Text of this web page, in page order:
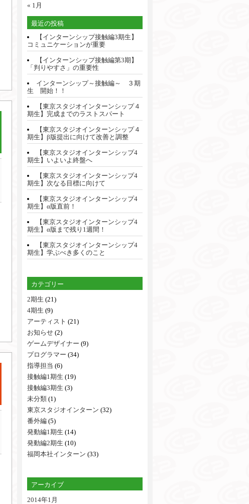
« 1月
最近の投稿
【インターンシップ接触編3期生】
コミュニケーションが重要
【インターンシップ接触編第3期】
「判りやすさ」の重要性
インターンシップ～接触編～ ３期
生 開始！！
【東京スタジオインターンシップ４
期生】完成までのラストスパート
【東京スタジオインターンシップ４
期生】β版提出に向けて改善と調整
【東京スタジオインターンシップ4
期生】いよいよ終盤へ
【東京スタジオインターンシップ4
期生】次なる目標に向けて
【東京スタジオインターンシップ4
期生】α版直前！
【東京スタジオインターンシップ4
期生】α版まで残り1週間！
【東京スタジオインターンシップ4
期生】学ぶべき多くのこと
カテゴリー
2期生 (21)
4期生 (9)
アーティスト (21)
お知らせ (2)
ゲームデザイナー (9)
プログラマー (34)
指導担当 (6)
接触編1期生 (19)
接触編3期生 (3)
未分類 (1)
東京スタジオインターン (32)
番外編 (5)
発動編1期生 (14)
発動編2期生 (10)
福岡本社インターン (33)
アーカイブ
2014年1月